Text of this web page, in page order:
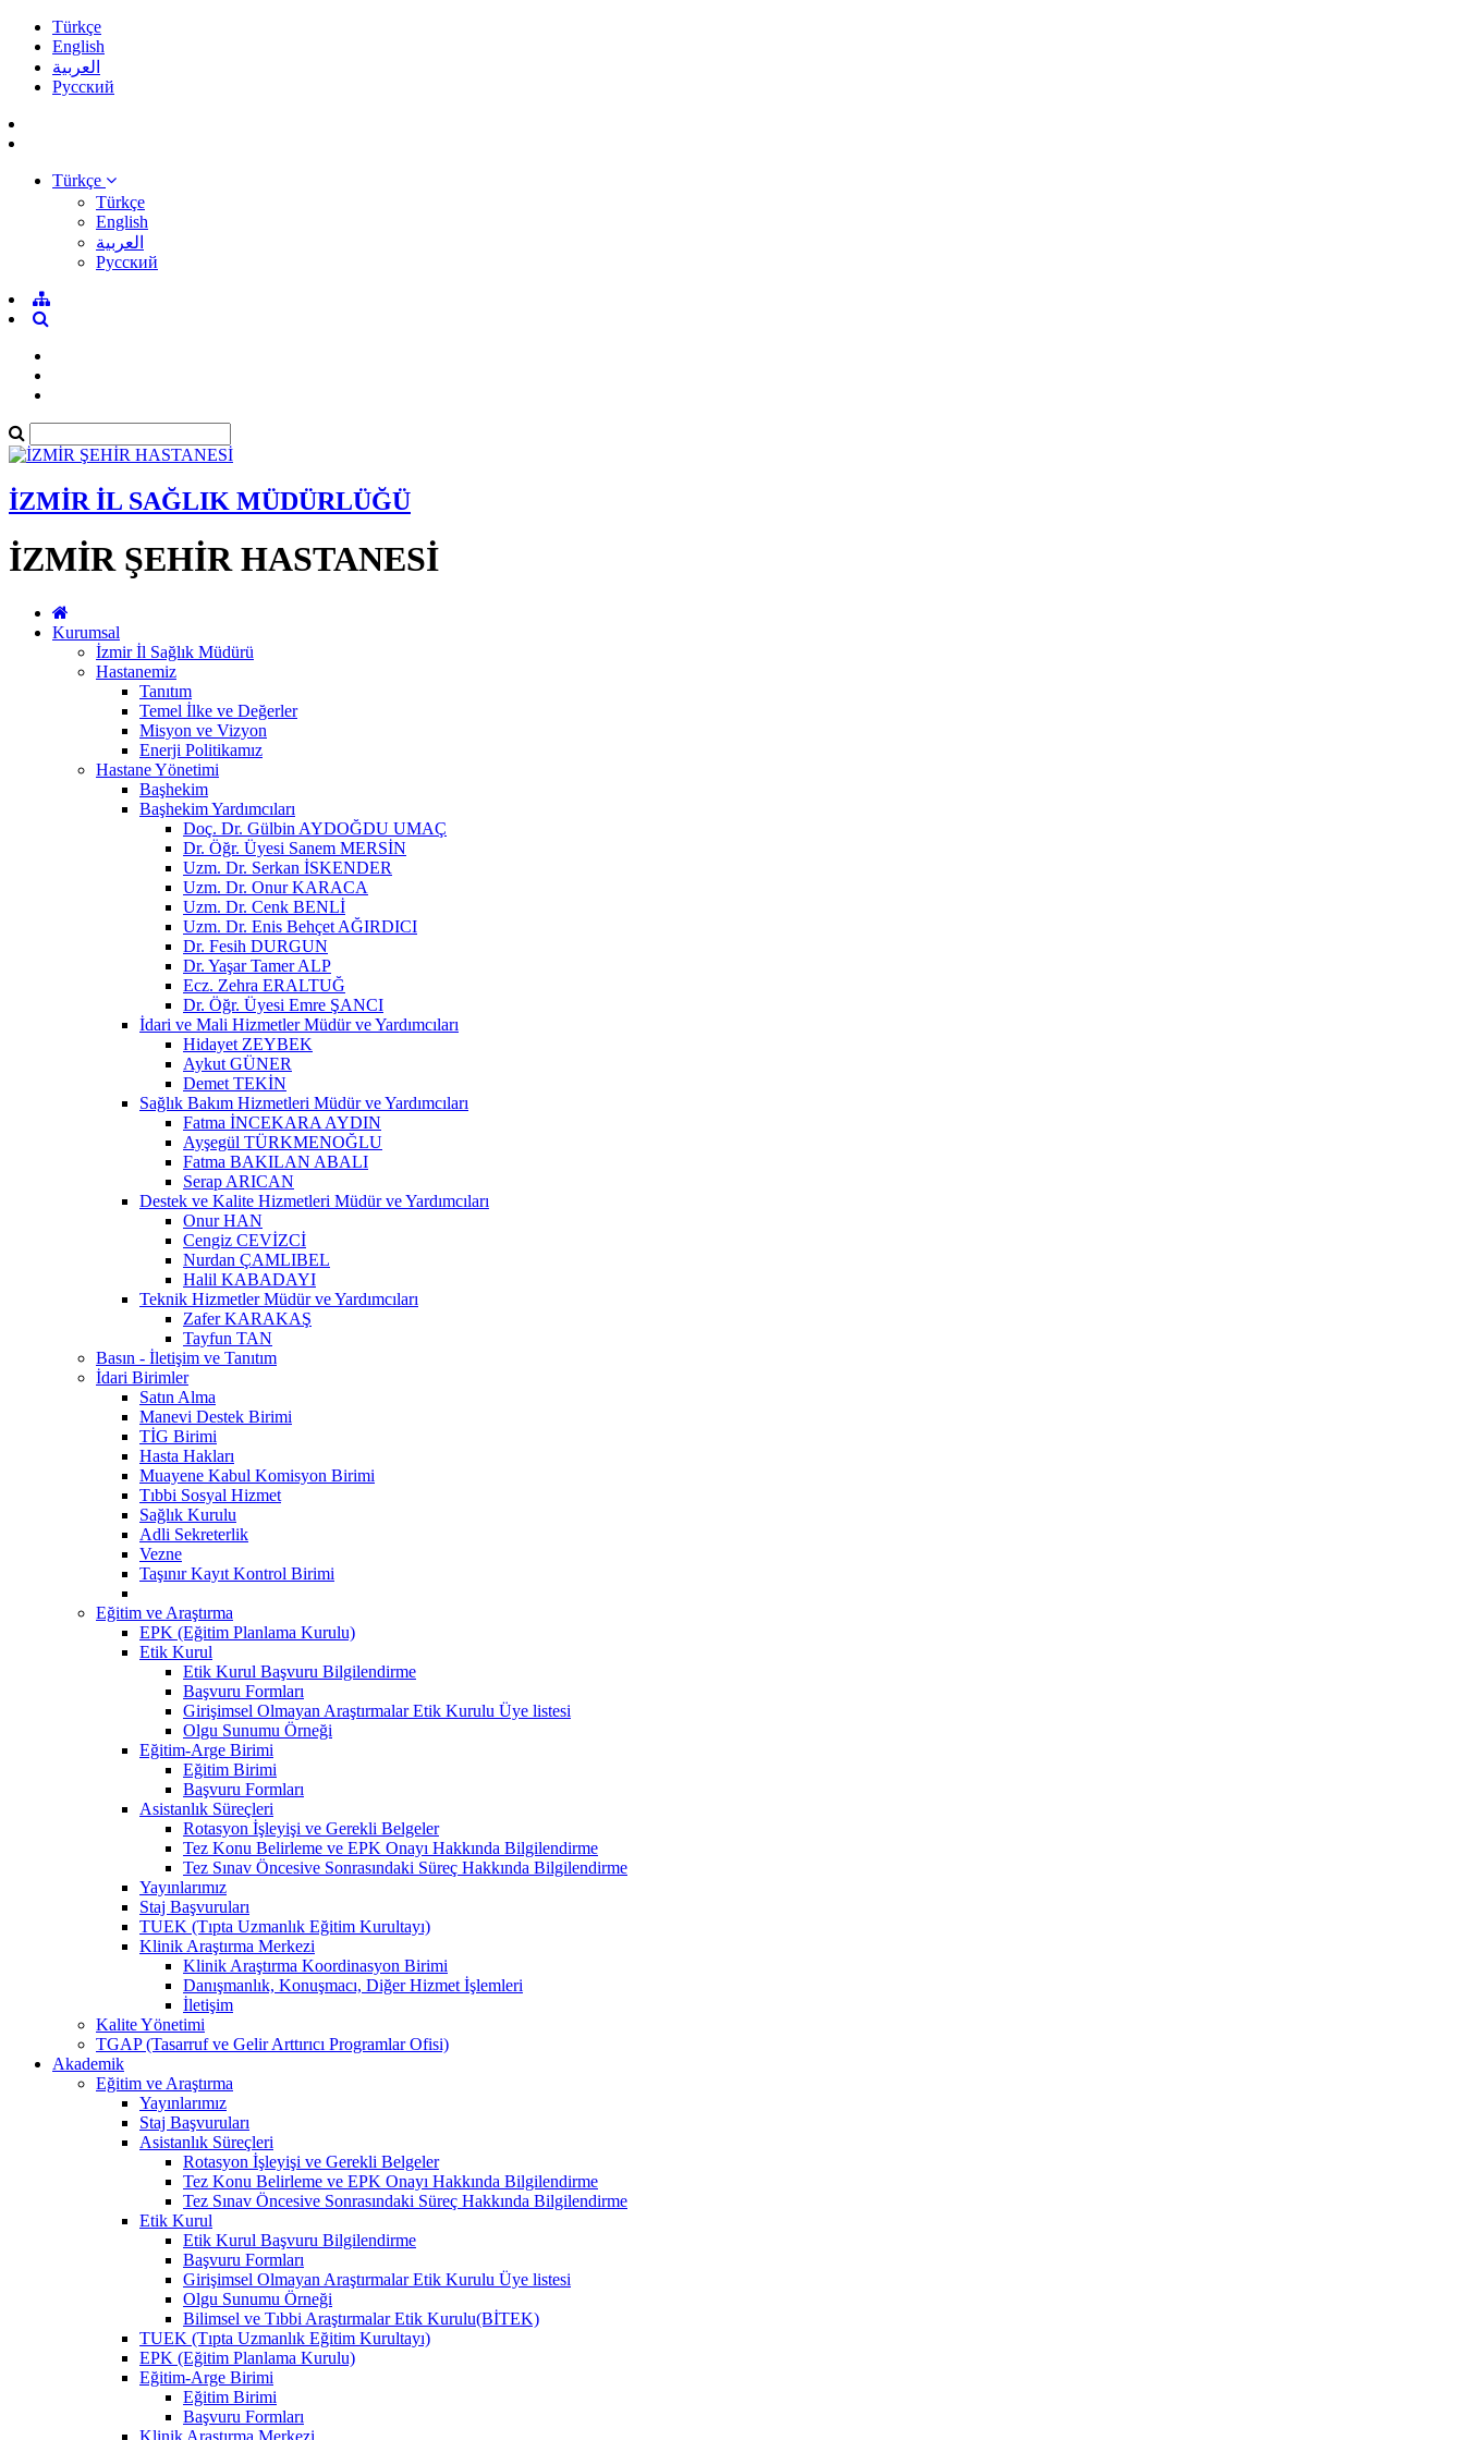
Türkçe
English
العربية
Pусский
Türkçe
Türkçe
English
العربية
Pусский
İZMİR İL SAĞLIK MÜDÜRLÜĞÜ
İZMİR ŞEHİR HASTANESİ
Kurumsal
İzmir İl Sağlık Müdürü
Hastanemiz
Tanıtım
Temel İlke ve Değerler
Misyon ve Vizyon
Enerji Politikamız
Hastane Yönetimi
Başhekim
Başhekim Yardımcıları
Doç. Dr. Gülbin AYDOĞDU UMAÇ
Dr. Öğr. Üyesi Sanem MERSİN
Uzm. Dr. Serkan İSKENDER
Uzm. Dr. Onur KARACA
Uzm. Dr. Cenk BENLİ
Uzm. Dr. Enis Behçet AĞIRDICI
Dr. Fesih DURGUN
Dr. Yaşar Tamer ALP
Ecz. Zehra ERALTUĞ
Dr. Öğr. Üyesi Emre ŞANCI
İdari ve Mali Hizmetler Müdür ve Yardımcıları
Hidayet ZEYBEK
Aykut GÜNER
Demet TEKİN
Sağlık Bakım Hizmetleri Müdür ve Yardımcıları
Fatma İNCEKARA AYDIN
Ayşegül TÜRKMENOĞLU
Fatma BAKILAN ABALI
Serap ARICAN
Destek ve Kalite Hizmetleri Müdür ve Yardımcıları
Onur HAN
Cengiz CEVİZCİ
Nurdan ÇAMLIBEL
Halil KABADAYI
Teknik Hizmetler Müdür ve Yardımcıları
Zafer KARAKAŞ
Tayfun TAN
Basın - İletişim ve Tanıtım
İdari Birimler
Satın Alma
Manevi Destek Birimi
TİG Birimi
Hasta Hakları
Muayene Kabul Komisyon Birimi
Tıbbi Sosyal Hizmet
Sağlık Kurulu
Adli Sekreterlik
Vezne
Taşınır Kayıt Kontrol Birimi
Eğitim ve Araştırma
EPK (Eğitim Planlama Kurulu)
Etik Kurul
Etik Kurul Başvuru Bilgilendirme
Başvuru Formları
Girişimsel Olmayan Araştırmalar Etik Kurulu Üye listesi
Olgu Sunumu Örneği
Eğitim-Arge Birimi
Eğitim Birimi
Başvuru Formları
Asistanlık Süreçleri
Rotasyon İşleyişi ve Gerekli Belgeler
Tez Konu Belirleme ve EPK Onayı Hakkında Bilgilendirme
Tez Sınav Öncesive Sonrasındaki Süreç Hakkında Bilgilendirme
Yayınlarımız
Staj Başvuruları
TUEK (Tıpta Uzmanlık Eğitim Kurultayı)
Klinik Araştırma Merkezi
Klinik Araştırma Koordinasyon Birimi
Danışmanlık, Konuşmacı, Diğer Hizmet İşlemleri
İletişim
Kalite Yönetimi
TGAP (Tasarruf ve Gelir Arttırıcı Programlar Ofisi)
Akademik
Eğitim ve Araştırma
Yayınlarımız
Staj Başvuruları
Asistanlık Süreçleri
Rotasyon İşleyişi ve Gerekli Belgeler
Tez Konu Belirleme ve EPK Onayı Hakkında Bilgilendirme
Tez Sınav Öncesive Sonrasındaki Süreç Hakkında Bilgilendirme
Etik Kurul
Etik Kurul Başvuru Bilgilendirme
Başvuru Formları
Girişimsel Olmayan Araştırmalar Etik Kurulu Üye listesi
Olgu Sunumu Örneği
Bilimsel ve Tıbbi Araştırmalar Etik Kurulu(BİTEK)
TUEK (Tıpta Uzmanlık Eğitim Kurultayı)
EPK (Eğitim Planlama Kurulu)
Eğitim-Arge Birimi
Eğitim Birimi
Başvuru Formları
Klinik Araştırma Merkezi